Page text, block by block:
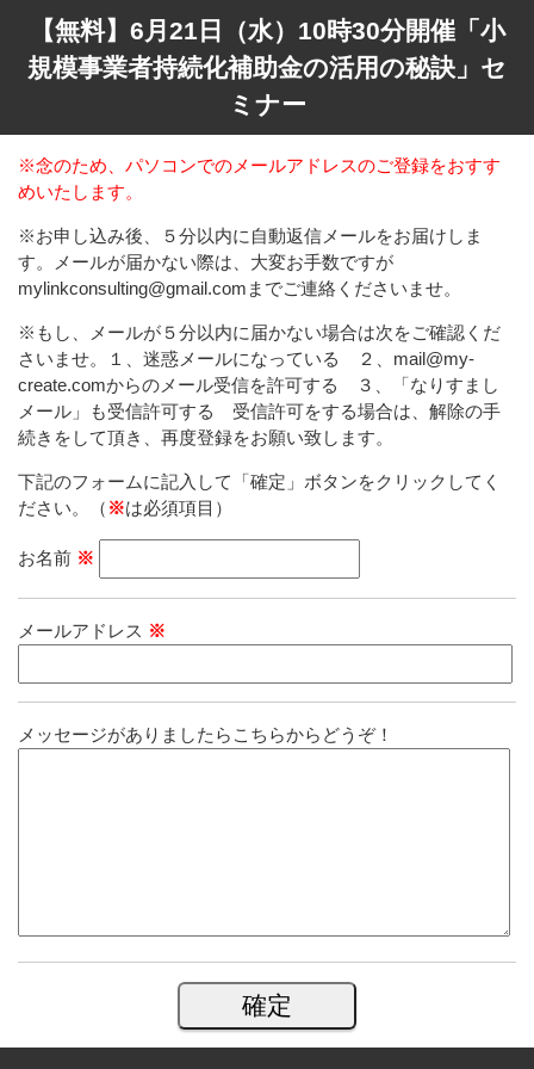
【無料】6月21日（水）10時30分開催「小
規模事業者持続化補助金の活用の秘訣」セ
ミナー
※念のため、パソコンでのメールアドレスのご登録をおすす
めいたします。
※お申し込み後、５分以内に自動返信メールをお届けしま
す。メールが届かない際は、大変お手数ですが
mylinkconsulting@gmail.comまでご連絡くださいませ。
※もし、メールが５分以内に届かない場合は次をご確認くだ
さいませ。１、迷惑メールになっている ２、mail@my-
create.comからのメール受信を許可する ３、「なりすまし
メール」も受信許可する 受信許可をする場合は、解除の手
続きをして頂き、再度登録をお願い致します。
下記のフォームに記入して「確定」ボタンをクリックしてく
ださい。（ ※は必須項目）
お名前 ※
メールアドレス ※
メッセージがありましたらこちらからどうぞ！